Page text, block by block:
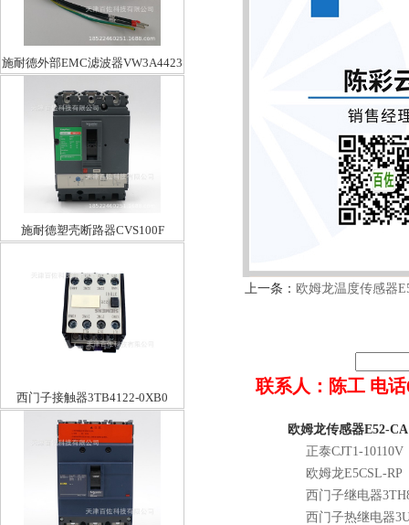
施耐德外部EMC滤波器VW3A4423
施耐德塑壳断路器CVS100F
西门子接触器3TB4122-0XB0
上一条： 欧姆龙温度传感器
联系人：陈工 电话
欧姆龙传感器E52-
正泰CJT1-10110V
欧姆龙E5CSL-RP
西门子继电器
西门子热继电器